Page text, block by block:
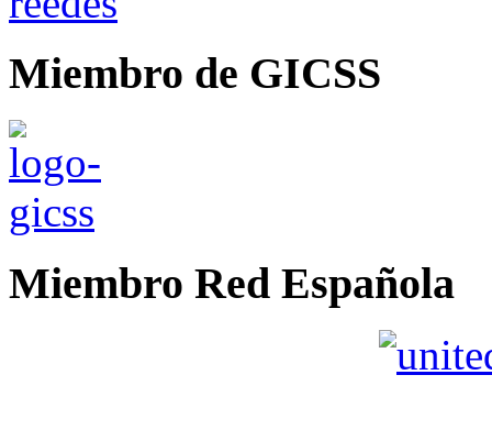
Miembro de GICSS
Miembro Red Española